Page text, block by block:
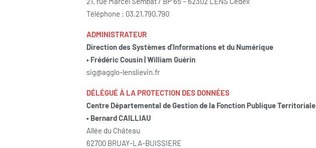
Téléphone : 03.21.790.790
ADMINISTRATEUR
Direction des Systèmes d’Informations et du Numérique
• Frédéric Cousin| William Guérin
sig@agglo-lenslievin.fr
DÉLÉGUÉ À LA PROTECTION DES DONNÉES
Centre Départemental de Gestion de la Fonction Publique Territoriale
• Bernard CAILLIAU
Allée du Château
62700 BRUAY-LA-BUISSIERE